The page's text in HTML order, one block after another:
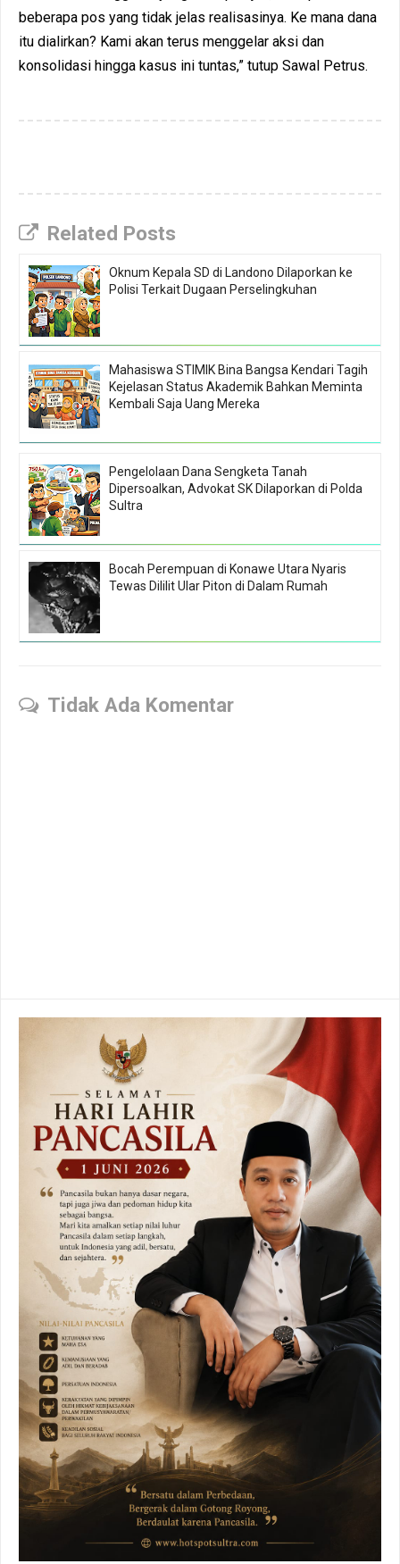
beberapa pos yang tidak jelas realisasinya. Ke mana dana
itu dialirkan? Kami akan terus menggelar aksi dan
konsolidasi hingga kasus ini tuntas,” tutup Sawal Petrus.
Related Posts
Oknum Kepala SD di Landono Dilaporkan ke
Polisi Terkait Dugaan Perselingkuhan
Mahasiswa STIMIK Bina Bangsa Kendari Tagih
Kejelasan Status Akademik Bahkan Meminta
Kembali Saja Uang Mereka
Pengelolaan Dana Sengketa Tanah
Dipersoalkan, Advokat SK Dilaporkan di Polda
Sultra
Bocah Perempuan di Konawe Utara Nyaris
Tewas Dililit Ular Piton di Dalam Rumah
Tidak Ada Komentar